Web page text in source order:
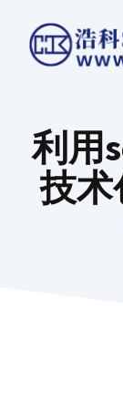
利用
技术